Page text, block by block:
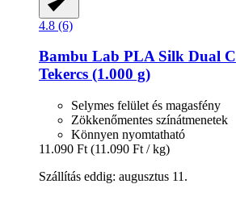
4.8 (6)
Bambu Lab PLA Silk Dual
Tekercs (1.000 g)
Selymes felület és magasfény
Zökkenőmentes színátmenetek
Könnyen nyomtatható
11.090 Ft (11.090 Ft / kg)
Szállítás eddig: augusztus 11.